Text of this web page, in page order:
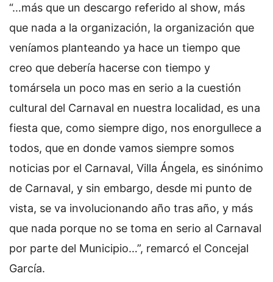
“…más que un descargo referido al show, más
que nada a la organización, la organización que
veníamos planteando ya hace un tiempo que
creo que debería hacerse con tiempo y
tomársela un poco mas en serio a la cuestión
cultural del Carnaval en nuestra localidad, es una
fiesta que, como siempre digo, nos enorgullece a
todos, que en donde vamos siempre somos
noticias por el Carnaval, Villa Ángela, es sinónimo
de Carnaval, y sin embargo, desde mi punto de
vista, se va involucionando año tras año, y más
que nada porque no se toma en serio al Carnaval
por parte del Municipio…”, remarcó el Concejal
García.